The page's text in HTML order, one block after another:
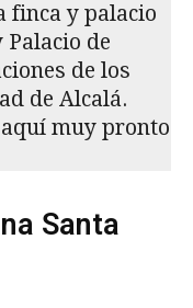
finca y palacio
Palacio de
de los
de Alcalá.
muy pronto
Santa